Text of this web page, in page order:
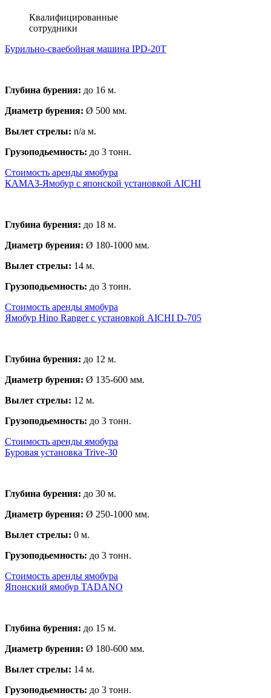
Квалифицированные
сотрудники
Бурильно-сваебойная машина IPD-20T
Глубина бурения: до 16 м.
Диаметр бурения: Ø 500 мм.
Вылет стрелы: n/a м.
Грузоподьемность: до 3 тонн.
Стоимость аренды ямобура
КАМАЗ-Ямобур с японской установкой AICHI
Глубина бурения: до 18 м.
Диаметр бурения: Ø 180-1000 мм.
Вылет стрелы: 14 м.
Грузоподьемность: до 3 тонн.
Стоимость аренды ямобура
Ямобур Hino Ranger с установкой AICHI D-705
Глубина бурения: до 12 м.
Диаметр бурения: Ø 135-600 мм.
Вылет стрелы: 12 м.
Грузоподьемность: до 3 тонн.
Стоимость аренды ямобура
Буровая установка Trive-30
Глубина бурения: до 30 м.
Диаметр бурения: Ø 250-1000 мм.
Вылет стрелы: 0 м.
Грузоподьемность: до 3 тонн.
Стоимость аренды ямобура
Японский ямобур TADANO
Глубина бурения: до 15 м.
Диаметр бурения: Ø 180-600 мм.
Вылет стрелы: 14 м.
Грузоподьемность: до 3 тонн.